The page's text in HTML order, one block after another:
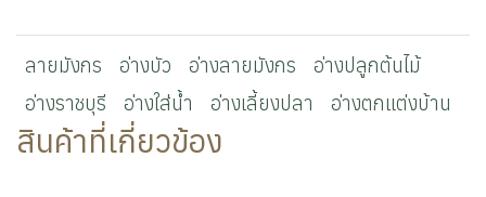
ลายมังกร อ่างบัว อ่างลายมังกร
อ่างปลูกต้นไม้
อ่างราชบุรี
อ่างใส่น้ำ อ่างเลี้ยงปลา อ่างตกแต่งบ้าน
สินค้าที่เกี่ยวข้อง